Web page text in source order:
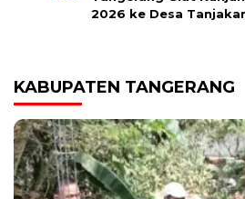
2026 ke Desa
KABUPATEN TANGERANG